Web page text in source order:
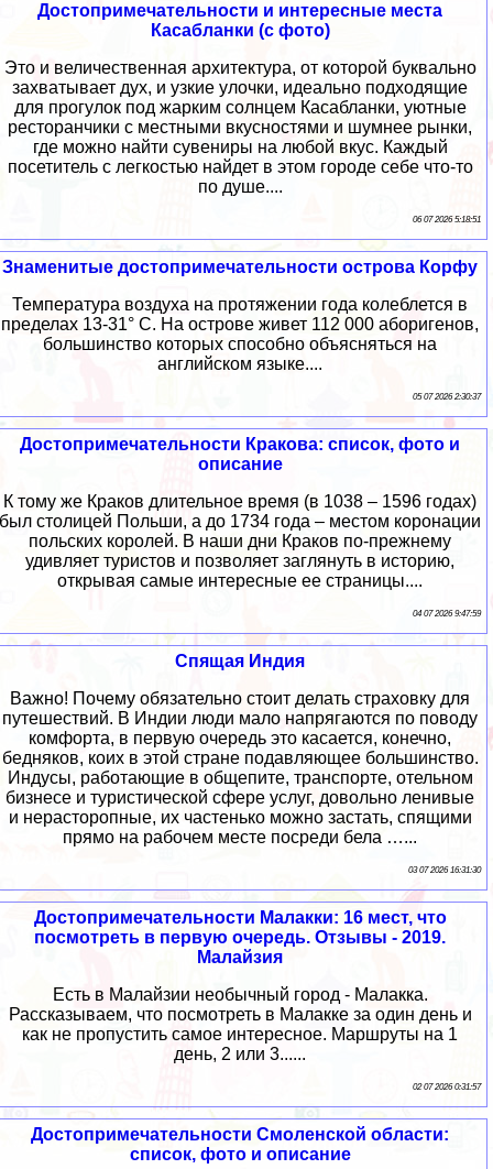
Достопримечательности и интересные места
Касабланки (с фото)
Это и величественная архитектура, от которой буквально
захватывает дух, и узкие улочки, идеально подходящие
для прогулок под жарким солнцем Касабланки, уютные
ресторанчики с местными вкусностями и шумнее рынки,
где можно найти сувениры на любой вкус. Каждый
посетитель с легкостью найдет в этом городе себе что-то
по душе....
06 07 2026 5:18:51
Знаменитые достопримечательности острова Корфу
Температура воздуха на протяжении года колеблется в
пределах 13-31° С. На острове живет 112 000 аборигенов,
большинство которых способно объясняться на
английском языке....
05 07 2026 2:30:37
Достопримечательности Кракова: список, фото и
описание
К тому же Краков длительное время (в 1038 – 1596 годах)
был столицей Польши, а до 1734 года – местом коронации
польских королей. В наши дни Краков по-прежнему
удивляет туристов и позволяет заглянуть в историю,
открывая самые интересные ее страницы....
04 07 2026 9:47:59
Спящая Индия
Важно! Почему обязательно стоит делать страховку для
путешествий. В Индии люди мало напрягаются по поводу
комфорта, в первую очередь это касается, конечно,
бедняков, коих в этой стране подавляющее большинство.
Индусы, работающие в общепите, транспорте, отельном
бизнесе и туристической сфере услуг, довольно ленивые
и нерасторопные, их частенько можно застать, спящими
прямо на рабочем месте посреди бела …...
03 07 2026 16:31:30
Достопримечательности Малакки: 16 мест, что
посмотреть в первую очередь. Отзывы - 2019.
Малайзия
Есть в Малайзии необычный город - Малакка.
Рассказываем, что посмотреть в Малакке за один день и
как не пропустить самое интересное. Маршруты на 1
день, 2 или 3......
02 07 2026 0:31:57
Достопримечательности Смоленской области:
список, фото и описание